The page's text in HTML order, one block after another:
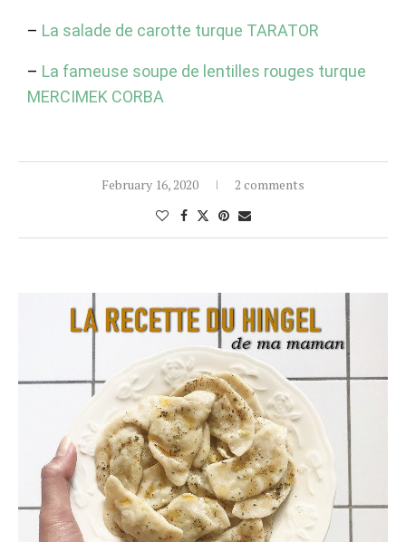
– La salade de carotte turque TARATOR
– La fameuse soupe de lentilles rouges turque
MERCIMEK CORBA
February 16, 2020 2 comments